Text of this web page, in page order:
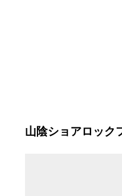
山陰ショアロック